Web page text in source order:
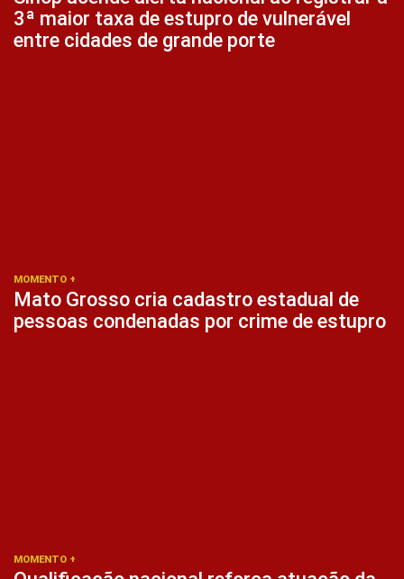
3ª maior taxa de estupro de vulnerável
entre cidades de grande porte
MOMENTO +
Mato Grosso cria cadastro estadual de
pessoas condenadas por crime de estupro
MOMENTO +